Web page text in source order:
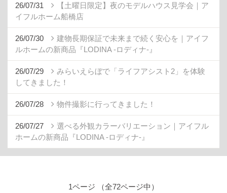
26/07/31
【土曜日限定】夜のモデルハウス見学会｜ア
イフルホーム船橋店
26/07/30
建物長期保証で未来まで続く安心を｜アイフ
ルホームの新商品『LODINA -ロディナ-』
26/07/29
みらいえらぼで「ライフアシスト2」を体験
してきました！
26/07/28 物件撮影に行ってきました！
26/07/27
選べる外観カラーバリエーション｜アイフル
ホームの新商品『LODINA -ロディナ-』
1ページ （全72ページ中）